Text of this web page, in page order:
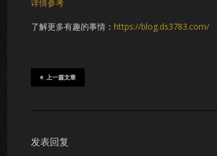
详情参考
了解更多有趣的事情： https://blog.ds3783.com/
上一篇文章
发表回复